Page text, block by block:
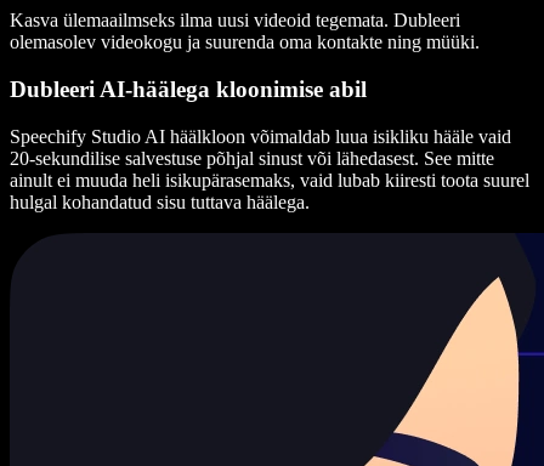
Kasva ülemaailmseks ilma uusi videoid tegemata. Dubleeri
olemasolev videokogu ja suurenda oma kontakte ning müüki.
Dubleeri AI-häälega kloonimise abil
Speechify Studio AI häälkloon võimaldab luua isikliku hääle vaid
20-sekundilise salvestuse põhjal sinust või lähedasest. See mitte
ainult ei muuda heli isikupärasemaks, vaid lubab kiiresti toota suurel
hulgal kohandatud sisu tuttava häälega.